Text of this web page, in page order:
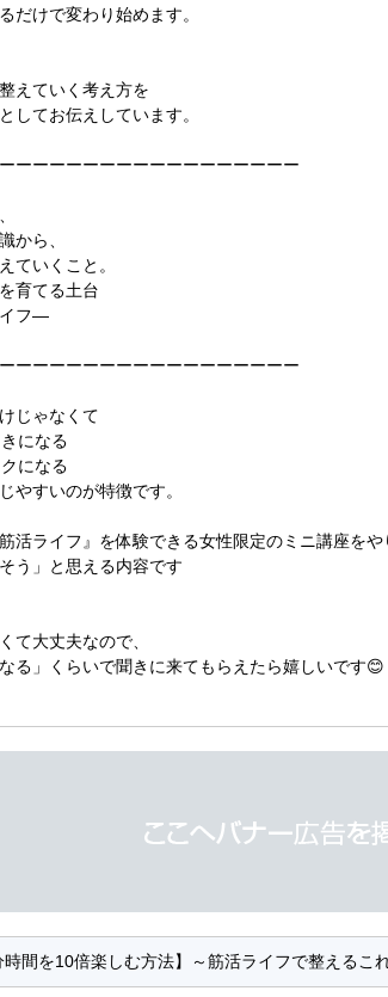
だけで変わり始めます。
えていく考え方を
してお伝えしています。
ーーーーーーーーーーーーーーーーー
から、
ていくこと。
育てる土台
フ―
ーーーーーーーーーーーーーーーーー
じゃなくて
になる
になる
やすいのが特徴です。
活ライフ』を体験できる女性限定のミニ講座をや
う」と思える内容です
て大丈夫なので、
なる」くらいで聞きに来てもらえたら嬉しいです😊
時間を10倍楽しむ方法】～筋活ライフで整えるこ